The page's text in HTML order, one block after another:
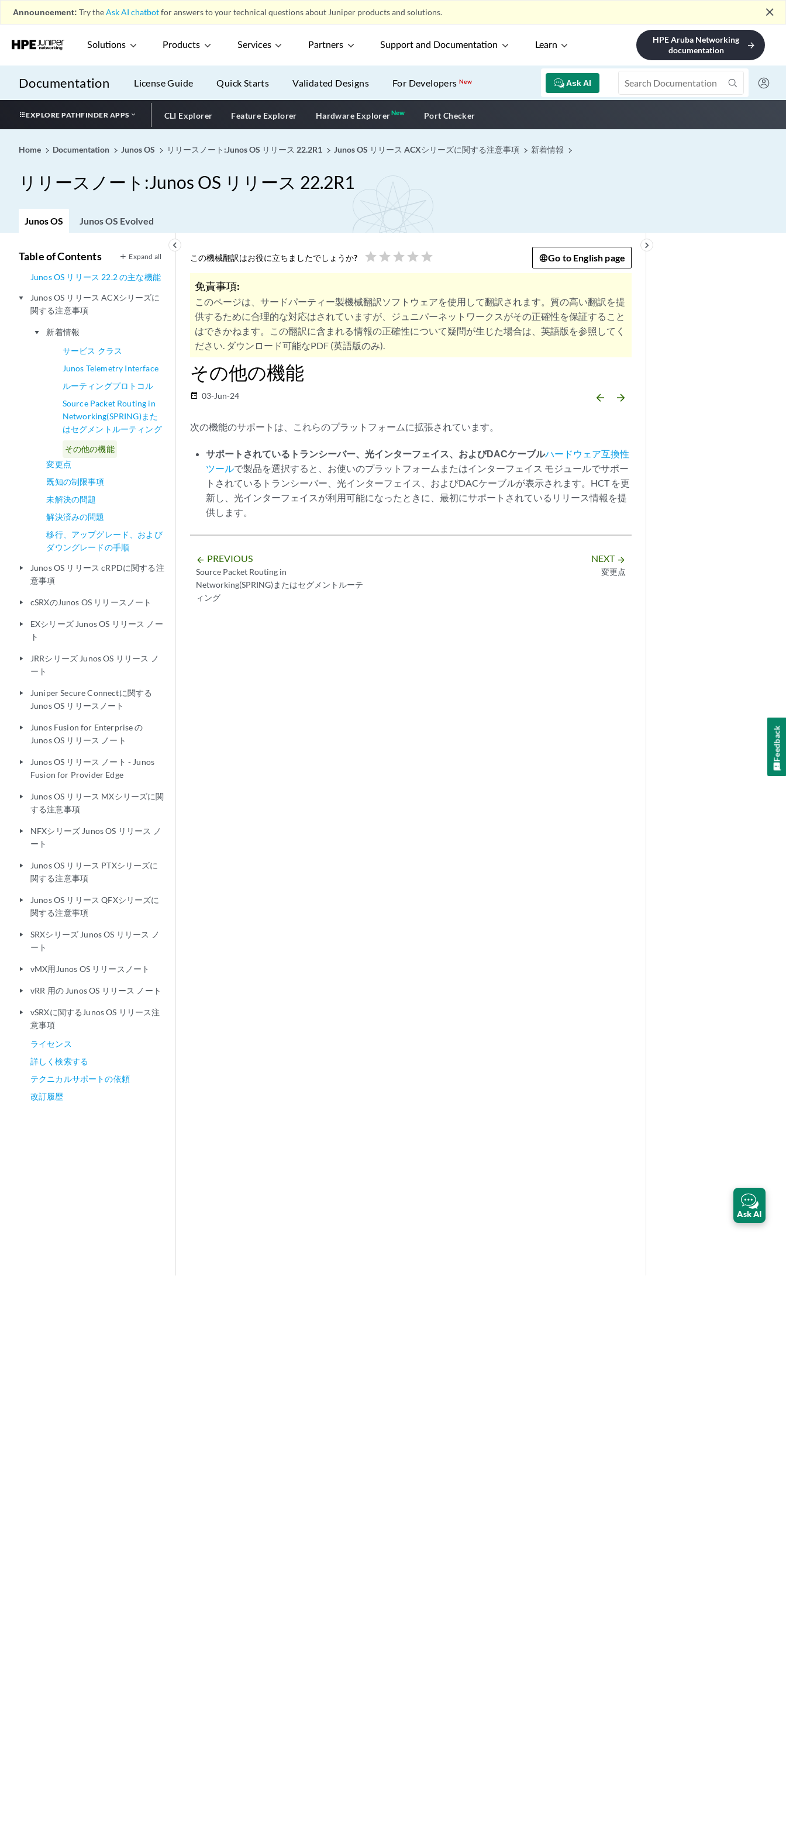
Announcement: Try theAsk AI chatbotfor answers to your technical questions about Juniper products and solutions. close
Solutions Products Services Partners Support and Documentation Learn
HPE Aruba Networking
documentation
arrow_forward
Documentation Ask AI
License Guide Quick Starts Validated Designs For DevelopersNew
EXPLORE PATHFINDER APPS CLI Explorer Feature Explorer Hardware ExplorerNewNew application
Port Checker
Home Documentation Junos OS リリースノート:Junos OS リリース 22.2R1 Junos OS リリース ACXシリーズに関する注意事項 新着情報
リリースノート:Junos OS リリース 22.2R1
Junos OS Junos OS Evolved
keyboard_arrow_left
Table of Contents Expand all
Junos OS リリース 22.2 の主な機能
play_arrow
Junos OS リリース ACXシリーズに
関する注意事項
play_arrow
新着情報
サービス クラス
Junos Telemetry Interface
ルーティングプロトコル
Source Packet Routing in
Networking(SPRING)また
はセグメントルーティング
その他の機能
変更点
既知の制限事項
未解決の問題
解決済みの問題
移行、アップグレード、および
ダウングレードの手順
play_arrow
Junos OS リリース cRPDに関する注
意事項
play_arrow cSRXのJunos OS リリースノート
play_arrow
EXシリーズ Junos OS リリース ノー
ト
play_arrow
JRRシリーズ Junos OS リリース ノ
ート
play_arrow
Juniper Secure Connectに関する
Junos OS リリースノート
play_arrow
Junos Fusion for Enterprise の
Junos OS リリース ノート
play_arrow
Junos OS リリース ノート - Junos
Fusion for Provider Edge
play_arrow
Junos OS リリース MXシリーズに関
する注意事項
play_arrow
NFXシリーズ Junos OS リリース ノ
ート
play_arrow
Junos OS リリース PTXシリーズに
関する注意事項
play_arrow
Junos OS リリース QFXシリーズに
関する注意事項
play_arrow
SRXシリーズ Junos OS リリース ノ
ート
play_arrow vMX用Junos OS リリースノート
play_arrow vRR 用の Junos OS リリース ノート
play_arrow
vSRXに関するJunos OS リリース注
意事項
ライセンス
詳しく検索する
テクニカルサポートの依頼
改訂履歴
keyboard_arrow_right
この機械翻訳はお役に立ちましたでしょうか? star star star star star Go to English page
免責事項:
このページは、サードパーティー製機械翻訳ソフトウェアを使用して翻訳されます。質の高い翻訳を提
供するために合理的な対応はされていますが、ジュニパーネットワークスがその正確性を保証すること
はできかねます。この翻訳に含まれる情報の正確性について疑問が生じた場合は、英語版を参照してく
ださい. ダウンロード可能なPDF (英語版のみ).
その他の機能
date_range 03-Jun-24 arrow_backward arrow_forward
次の機能のサポートは、これらのプラットフォームに拡張されています。
サポートされているトランシーバー、光インターフェイス、およびDACケーブルハードウェア互換性
ツールで製品を選択すると、お使いのプラットフォームまたはインターフェイス モジュールでサポー
トされているトランシーバー、光インターフェイス、およびDACケーブルが表示されます。HCT を更
新し、光インターフェイスが利用可能になったときに、最初にサポートされているリリース情報を提
供します。
arrow_backward PREVIOUS
Source Packet Routing in
Networking(SPRING)またはセグメントルーテ
ィング
NEXT arrow_forward
変更点
Ask AI
Feedback